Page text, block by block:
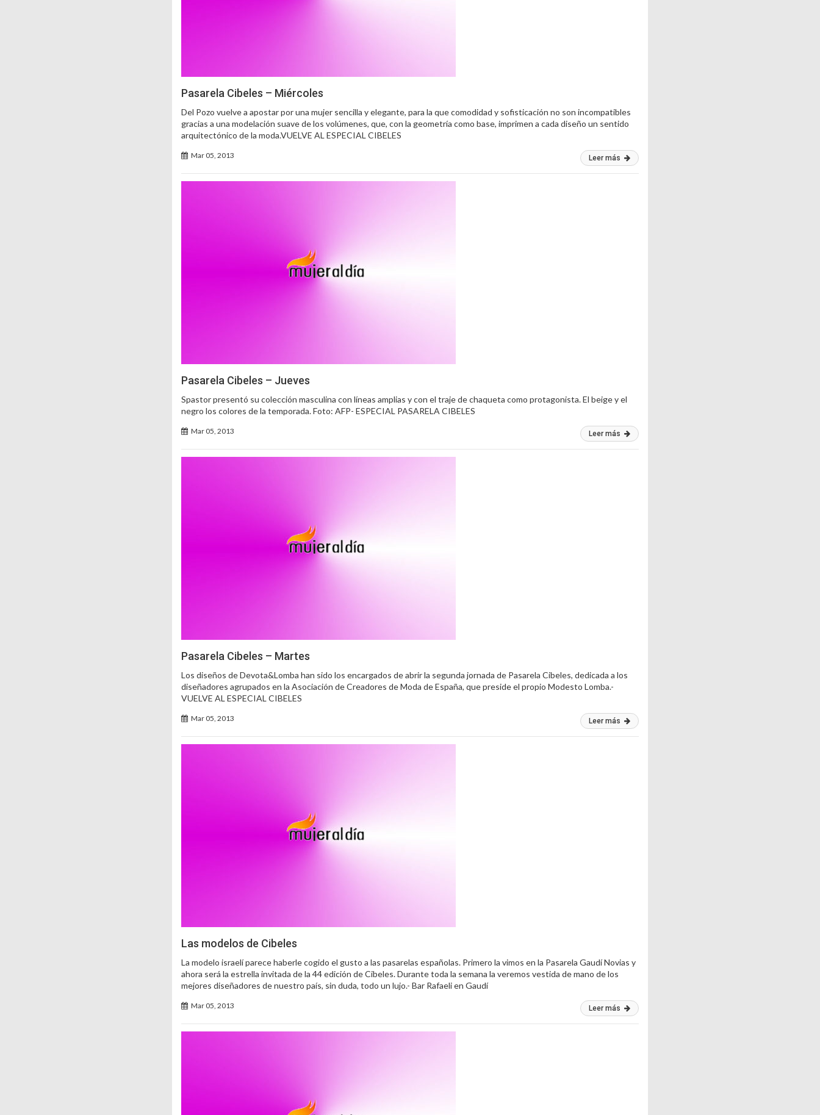
Pasarela Cibeles – Miércoles
Del Pozo vuelve a apostar por una mujer sencilla y elegante, para la que comodidad y sofisticación no son incompatibles
gracias a una modelación suave de los volúmenes, que, con la geometría como base, imprimen a cada diseño un sentido
arquitectónico de la moda.VUELVE AL ESPECIAL CIBELES
Mar 05, 2013 Leer más
Pasarela Cibeles – Jueves
Spastor presentó su colección masculina con líneas amplias y con el traje de chaqueta como protagonista. El beige y el
negro los colores de la temporada. Foto: AFP- ESPECIAL PASARELA CIBELES
Mar 05, 2013 Leer más
Pasarela Cibeles – Martes
Los diseños de Devota&Lomba han sido los encargados de abrir la segunda jornada de Pasarela Cibeles, dedicada a los
diseñadores agrupados en la Asociación de Creadores de Moda de España, que preside el propio Modesto Lomba.-
VUELVE AL ESPECIAL CIBELES
Mar 05, 2013 Leer más
Las modelos de Cibeles
La modelo israelí parece haberle cogido el gusto a las pasarelas españolas. Primero la vimos en la Pasarela Gaudí Novias y
ahora será la estrella invitada de la 44 edición de Cibeles. Durante toda la semana la veremos vestida de mano de los
mejores diseñadores de nuestro país, sin duda, todo un lujo.- Bar Rafaeli en Gaudí
Mar 05, 2013 Leer más